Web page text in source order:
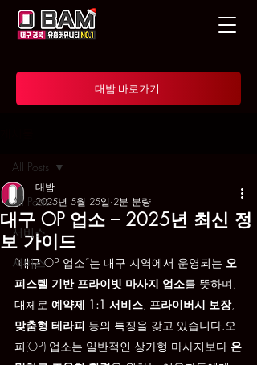
대밤 바로가기
All Posts
서비스
서비스
All Posts
대구 OP 업소 – 2025년 최신 정
보 가이드
대밤
2025년 5월 25일 2분 분량
“대구 OP 업소”는 대구 지역에서 운영되는 오
피스텔 기반 프라이빗 마사지 업소를 뜻하며,
대체로 예약제 1:1 서비스, 프라이버시 보장,
맞춤형 테라피 등의 특징을 갖고 있습니다.오
피(OP) 업소는 일반적인 상가형 마사지보다 은